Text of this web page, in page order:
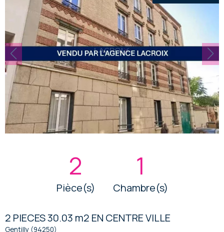
2
Pièce(s)
1
Chambre(s)
2 PIECES 30.03 m2 EN CENTRE VILLE
Gentilly (94250)